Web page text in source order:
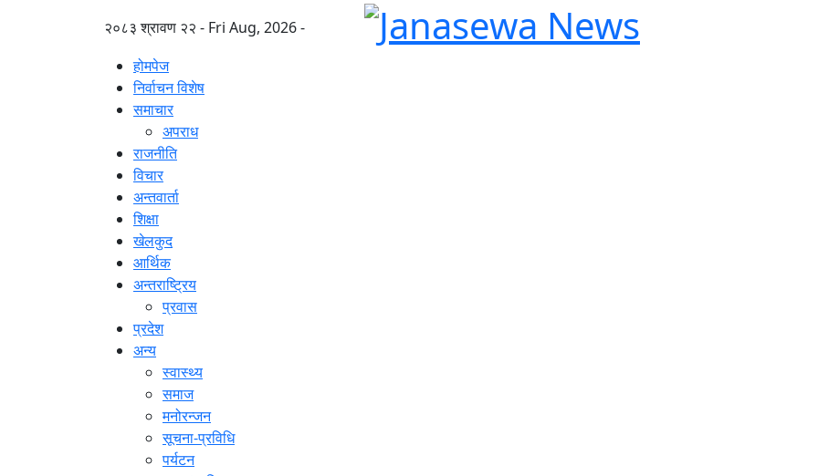
२०८३ श्रावण २२ - Fri Aug, 2026 -
होमपेज
निर्वाचन विशेष
समाचार
अपराध
राजनीति
विचार
अन्तवार्ता
शिक्षा
खेलकुद
आर्थिक
अन्तराष्ट्रिय
प्रवास
प्रदेश
अन्य
स्वास्थ्य
समाज
मनोरन्जन
सूचना-प्रविधि
पर्यटन